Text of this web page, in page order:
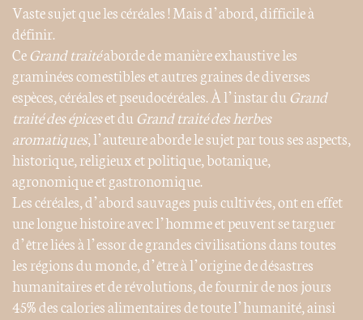
Vaste sujet que les céréales ! Mais d’abord, difficile à
définir.
CeGrand traitéaborde de manière exhaustive les
graminées comestibles et autres graines de diverses
espèces, céréales et pseudocéréales. À l’instar du Grand
traité des épiceset du Grand traité des herbes
aromatiques, l’auteure aborde le sujet par tous ses aspects,
historique, religieux et politique, botanique,
agronomique et gastronomique.
Les céréales, d’abord sauvages puis cultivées, ont en effet
une longue histoire avec l’homme et peuvent se targuer
d’être liées à l’essor de grandes civilisations dans toutes
les régions du monde, d’être à l’origine de désastres
humanitaires et de révolutions, de fournir de nos jours
45% des calories alimentaires de toute l’humanité, ainsi